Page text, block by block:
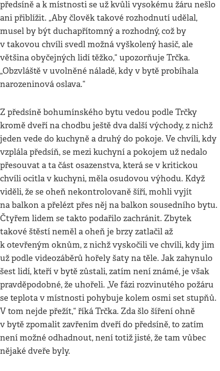
předsíně a k místnosti se už kvůli vysokému žáru nešlo
ani přiblížit. „Aby člověk takové rozhodnutí udělal,
musel by být duchapřítomný a rozhodný, což by
v takovou chvíli svedl možná vyškolený hasič, ale
většina obyčejných lidí těžko,“ upozorňuje Trčka.
„Obzvláště v uvolněné náladě, kdy v bytě probíhala
narozeninová oslava.“
Z předsíně bohumínského bytu vedou podle Trčky
kromě dveří na chodbu ještě dva další východy, z nichž
jeden vede do kuchyně a druhý do pokoje. Ve chvíli, kdy
vzplála předsíň, se mezi kuchyní a pokojem už nedalo
přesouvat a ta část osazenstva, která se v kritickou
chvíli ocitla v kuchyni, měla osudovou výhodu. Když
viděli, že se oheň nekontrolovaně šíří, mohli vyjít
na balkon a přelézt přes něj na balkon sousedního bytu.
Čtyřem lidem se takto podařilo zachránit. Zbytek
takové štěstí neměl a oheň je brzy zatlačil až
k otevřeným oknům, z nichž vyskočili ve chvíli, kdy jim
už podle videozáběrů hořely šaty na těle. Jak zahynulo
šest lidí, kteří v bytě zůstali, zatím není známé, je však
pravděpodobné, že uhořeli. „Ve fázi rozvinutého požáru
se teplota v místnosti pohybuje kolem osmi set stupňů.
V tom nejde přežít,“ říká Trčka. Zda šlo šíření ohně
v bytě zpomalit zavřením dveří do předsíně, to zatím
není možné odhadnout, není totiž jisté, že tam vůbec
nějaké dveře byly.